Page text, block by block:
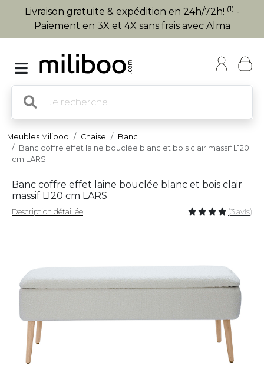
Livraison gratuite & expédition en 24h/72h! (1) -
Paiement en 3X et 4X sans frais avec Alma
Meubles Miliboo Chaise
Banc
Banc coffre effet laine bouclée blanc et bois clair massif L120
cm LARS
Banc coffre effet laine bouclée blanc et bois clair
massif L120 cm LARS
Description détaillée (3 avis)